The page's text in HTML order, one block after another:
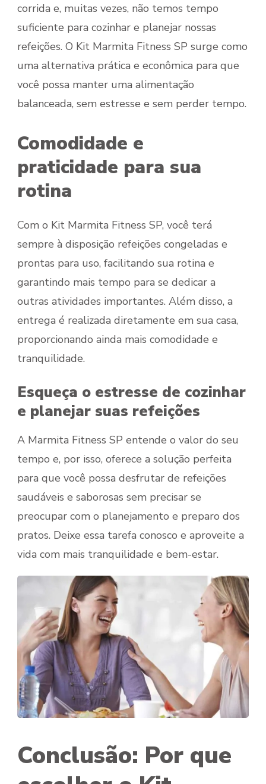
corrida e, muitas vezes, não temos tempo
suficiente para cozinhar e planejar nossas
refeições. O Kit Marmita Fitness SP surge como
uma alternativa prática e econômica para que
você possa manter uma alimentação
balanceada, sem estresse e sem perder tempo.
Comodidade e
praticidade para sua
rotina
Com o Kit Marmita Fitness SP, você terá
sempre à disposição refeições congeladas e
prontas para uso, facilitando sua rotina e
garantindo mais tempo para se dedicar a
outras atividades importantes. Além disso, a
entrega é realizada diretamente em sua casa,
proporcionando ainda mais comodidade e
tranquilidade.
Esqueça o estresse de cozinhar
e planejar suas refeições
A Marmita Fitness SP entende o valor do seu
tempo e, por isso, oferece a solução perfeita
para que você possa desfrutar de refeições
saudáveis e saborosas sem precisar se
preocupar com o planejamento e preparo dos
pratos. Deixe essa tarefa conosco e aproveite a
vida com mais tranquilidade e bem-estar.
Conclusão: Por que